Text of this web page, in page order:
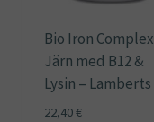
Bio Iron
Järn med B12 &
Lysin – Lamberts
22,40€